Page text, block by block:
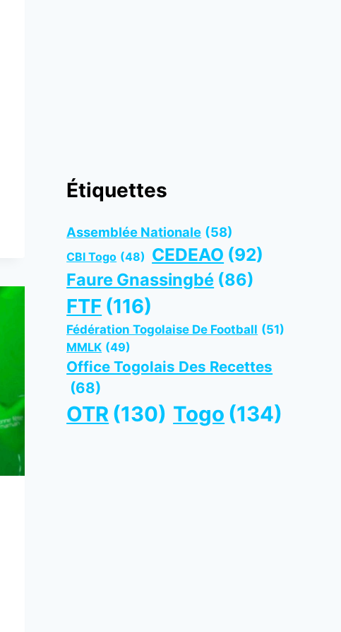
Étiquettes
Assemblée Nationale (58)
CBI Togo (48) CEDEAO (92)
Faure Gnassingbé (86)
FTF (116)
Fédération Togolaise De Football (51)
MMLK (49)
Office Togolais Des Recettes
(68)
OTR (130) Togo (134)